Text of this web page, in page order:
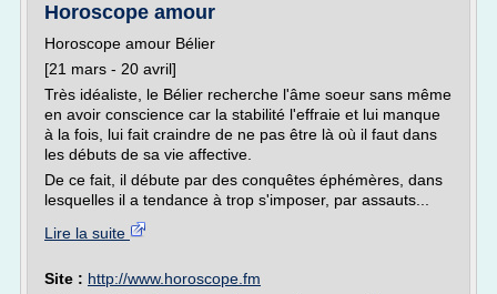
Horoscope amour
Horoscope amour Bélier
[21 mars - 20 avril]
Très idéaliste, le Bélier recherche l'âme soeur sans même
en avoir conscience car la stabilité l'effraie et lui manque
à la fois, lui fait craindre de ne pas être là où il faut dans
les débuts de sa vie affective.
De ce fait, il débute par des conquêtes éphémères, dans
lesquelles il a tendance à trop s'imposer, par assauts...
Lire la suite
Site : http://www.horoscope.fm